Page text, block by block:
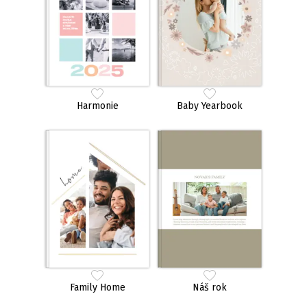
Harmonie Baby Yearbook
Family Home Náš rok